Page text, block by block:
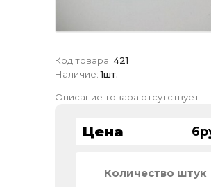
Код товара: 421
Наличие: 1шт.
Описание товара отсутствует
Цена
Количество штук